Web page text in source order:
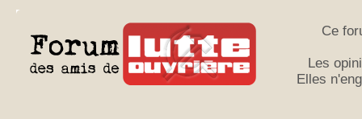
Ce
Les
Elles